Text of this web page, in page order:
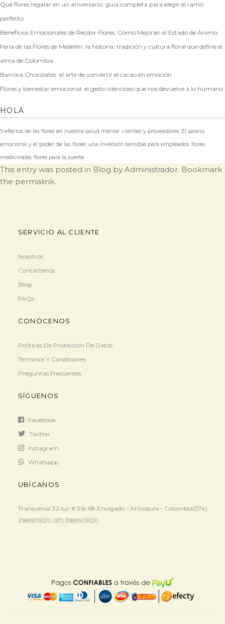
Qué flores regalar en un aniversario: guía completa para elegir el ramo
perfecto
Beneficios Emocionales de Recibir Flores: Cómo Mejoran el Estado de Ánimo
Feria de las Flores de Medellín: la historia, tradición y cultura floral que define el
alma de Colombia
Barroca Chocolates: el arte de convertir el cacao en emoción
Flores y bienestar emocional: el gesto silencioso que nos devuelve a lo humano
HOLA
5 efectos de las flores en nuestra salud mental clientes y proveedores El salario
emocional y el poder de las flores: una inversión sensible para empleados flores
medicinales flores para la suerte
This entry was posted in Blog by Administrador. Bookmark
the permalink.
SERVICIO AL CLIENTE
Nosotros
Contáctenos
Blog
FAQs
CONÓCENOS
Políticas De Protección De Datos
Términos Y Condiciones
Preguntas Frecuentes
SÍGUENOS
Facebook
Twitter
Instagram
Whatsapp
UBÍCANOS
Transversal 32 sur # 31e-68 Envigado - Antioquia - Colombia(574)
3189505120 (57) 3189505120